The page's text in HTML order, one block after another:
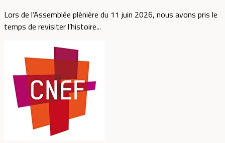
Lors de l’Assemblée plénière du 11 juin 2026, nous avons pris le
temps de revisiter l’histoire...